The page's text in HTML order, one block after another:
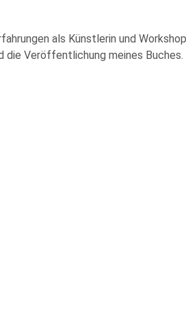
als Künstlerin und
die Veröffentlichung meines Buches.